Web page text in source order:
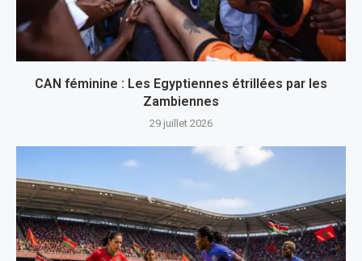
CAN féminine : Les Egyptiennes étrillées par les
Zambiennes
29 juillet 2026